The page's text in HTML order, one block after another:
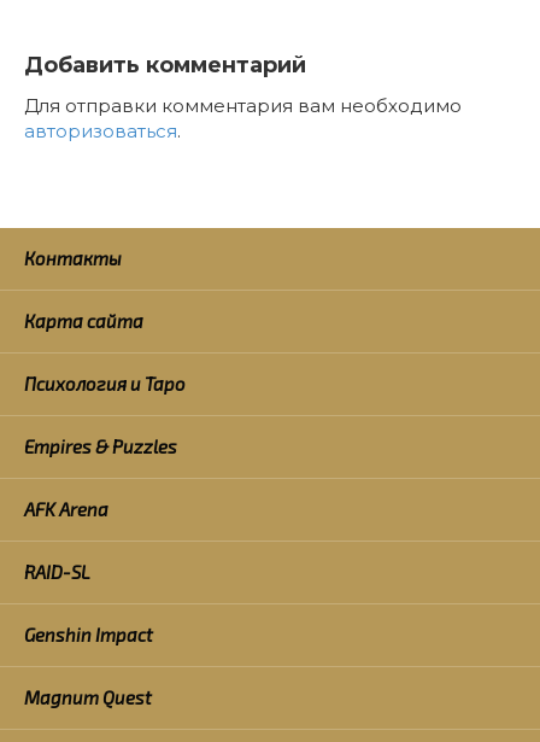
Добавить комментарий
Для отправки комментария вам необходимо
авторизоваться.
Контакты
Карта сайта
Психология и Таро
Empires & Puzzles
AFK Arena
RAID-SL
Genshin Impact
Magnum Quest